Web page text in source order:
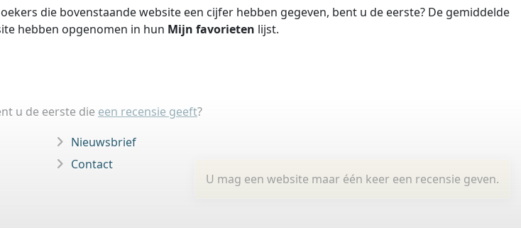
die bovenstaande website een cijfer hebben gegeven, bent u de eerste? De gemiddelde
hebben opgenomen in hun Mijn favorieten lijst.
u de eerste die een recensie geeft?
U mag een website maar één keer een recensie geven.
Nieuwsbrief
Contact